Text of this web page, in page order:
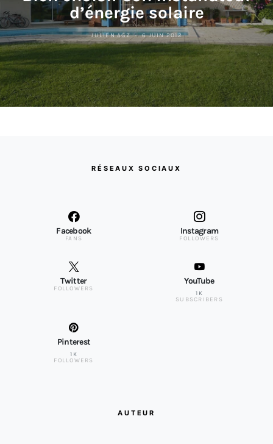
d’énergie solaire
JULIEN AGZ 6 JUIN 2012
RÉSEAUX SOCIAUX
Facebook
FANS
Instagram
FOLLOWERS
Twitter
FOLLOWERS
YouTube
1K
SUBSCRIBERS
Pinterest
1K
FOLLOWERS
AUTEUR